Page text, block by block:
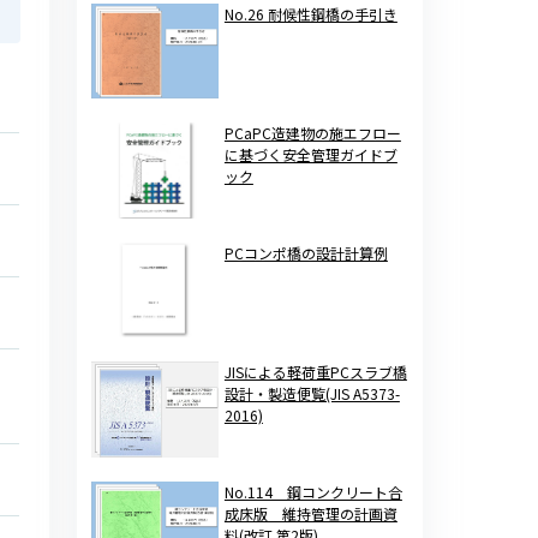
No.26 耐候性鋼橋の手引き
PCaPC造建物の施エフロー
に基づく安全管理ガイドブ
ック
PCコンポ橋の設計計算例
JISによる軽荷重PCスラブ橋
設計・製造便覧(JIS A5373-
2016)
No.114 鋼コンクリート合
成床版 維持管理の計画資